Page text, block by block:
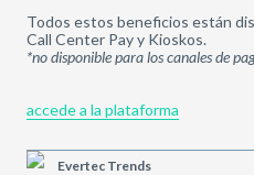
Todos estos beneficios están
Call Center Pay y Kioskos.
*no disponible para los canales de
accede a la plataforma
Evertec Trends